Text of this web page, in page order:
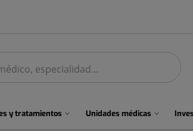
y tratamientos Unidades médicas